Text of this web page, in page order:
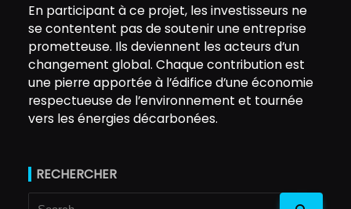
En participant à ce projet, les investisseurs ne
se contentent pas de soutenir une entreprise
prometteuse. Ils deviennent les acteurs d’un
changement global. Chaque contribution est
une pierre apportée à l’édifice d’une économie
respectueuse de l’environnement et tournée
vers les énergies décarbonées.
RECHERCHER
Search